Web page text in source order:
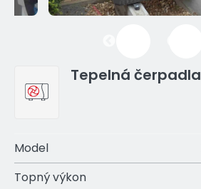
Tepelná čerpadla
Model
Topný výkon